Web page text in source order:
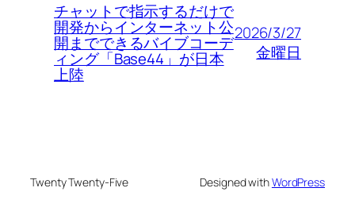
チャットで指示するだけで
開発からインターネット公
開までできるバイブコーデ
ィング「Base44」が日本
上陸
2026/3/27
金曜日
Twenty Twenty-Five Designed withWordPress